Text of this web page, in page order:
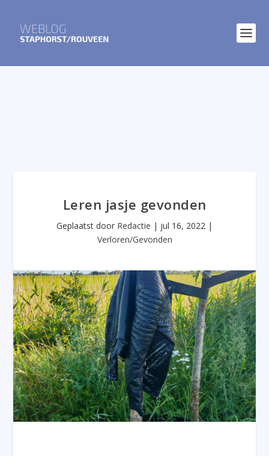
Leren jasje gevonden
Geplaatst door Redactie | jul 16, 2022 |
Verloren/Gevonden